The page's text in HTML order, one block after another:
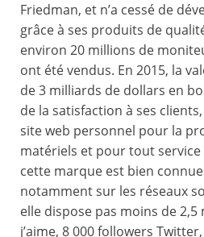
Friedman, et n’a cessé de
grâce à ses produits de
environ 20 millions de
ont été vendus. En 2015, la
de 3 milliards de dollars en
de la satisfaction à ses
site web personnel pour la
matériels et pour tout service
cette marque est bien
notamment sur les réseaux
elle dispose pas moins de
j’aime, 8 000 followers